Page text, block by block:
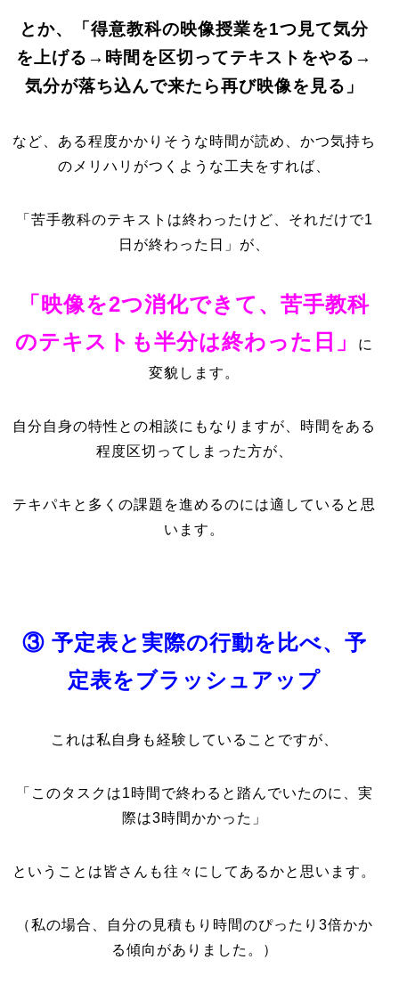
とか、「得意教科の映像授業を1つ見て気分
を上げる→時間を区切ってテキストをやる→
気分が落ち込んで来たら再び映像を見る」
など、ある程度かかりそうな時間が読め、かつ気持ち
のメリハリがつくような工夫をすれば、
「苦手教科のテキストは終わったけど、それだけで1
日が終わった日」が、
「映像を2つ消化できて、苦手教科
のテキストも半分は終わった日」
に
変貌します。
自分自身の特性との相談にもなりますが、時間をある
程度区切ってしまった方が、
テキパキと多くの課題を進めるのには適していると思
います。
③ 予定表と実際の行動を比べ、予
定表をブラッシュアップ
これは私自身も経験していることですが、
「このタスクは1時間で終わると踏んでいたのに、実
際は3時間かかった」
ということは皆さんも往々にしてあるかと思います。
（私の場合、自分の見積もり時間のぴったり3倍かか
る傾向がありました。）